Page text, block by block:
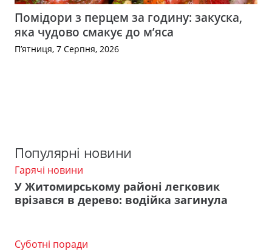
Помідори з перцем за годину: закуска,
яка чудово смакує до м’яса
П’ятниця, 7 Серпня, 2026
Популярні новини
Гарячі новини
У Житомирському районі легковик
врізався в дерево: водійка загинула
Суботні поради